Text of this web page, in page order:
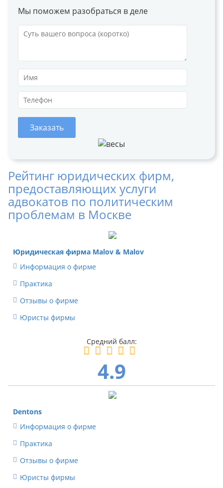
Мы поможем разобраться в деле
Заказать
Рейтинг юридических фирм,
предоставляющих услуги
адвокатов по политическим
проблемам в Москве
Юридическая фирма Malov & Malov
Информация о фирме
Практика
Отзывы о фирме
Юристы фирмы
4.9
Dentons
Информация о фирме
Практика
Отзывы о фирме
Юристы фирмы